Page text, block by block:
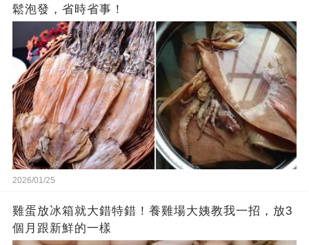
鬆泡發，省時省事！
2026/01/25
雞蛋放冰箱就大錯特錯！養雞場大姨教我一招，放3
個月跟新鮮的一樣